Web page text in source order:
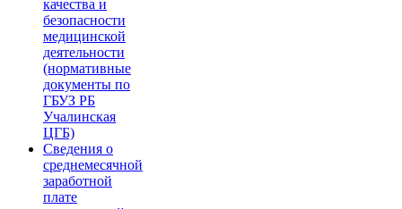
качества и
безопасности
медицинской
деятельности
(нормативные
документы по
ГБУЗ РБ
Учалинская
ЦГБ)
Сведения о
среднемесячной
заработной
плате